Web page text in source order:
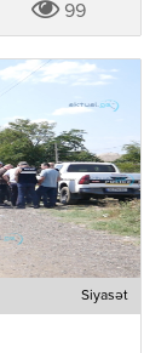
99
Siyasət